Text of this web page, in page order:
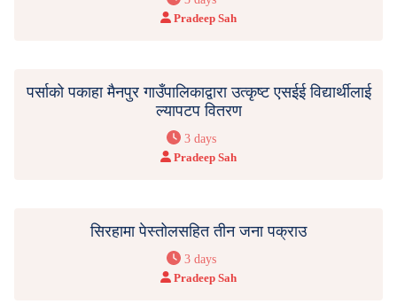
Pradeep Sah
पर्साको पकाहा मैनपुर गाउँपालिकाद्वारा उत्कृष्ट एसईई विद्यार्थीलाई
ल्यापटप वितरण
3 days
Pradeep Sah
सिरहामा पेस्तोलसहित तीन जना पक्राउ
3 days
Pradeep Sah